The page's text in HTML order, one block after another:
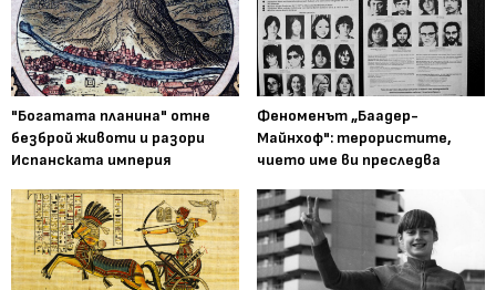
"Богатата планина" отне
безброй животи и разори
Испанската империя
Феноменът „Баадер-
Майнхоф": терористите,
чието име ви преследва